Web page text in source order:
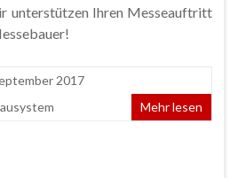
unterstützen Ihren Messeauftritt
2017
Mehr lesen